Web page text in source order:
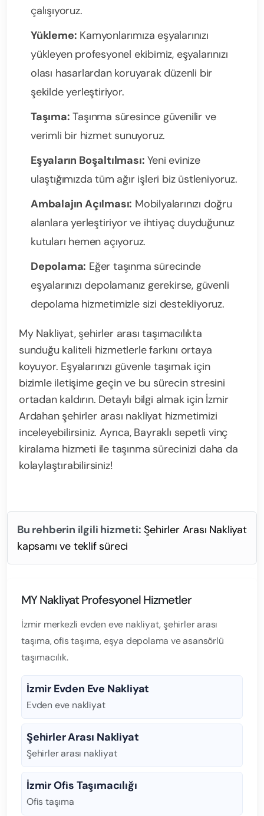
çalışıyoruz.
Yükleme: Kamyonlarımıza eşyalarınızı
yükleyen profesyonel ekibimiz, eşyalarınızı
olası hasarlardan koruyarak düzenli bir
şekilde yerleştiriyor.
Taşıma: Taşınma süresince güvenilir ve
verimli bir hizmet sunuyoruz.
Eşyaların Boşaltılması: Yeni evinize
ulaştığımızda tüm ağır işleri biz üstleniyoruz.
Ambalajın Açılması: Mobilyalarınızı doğru
alanlara yerleştiriyor ve ihtiyaç duyduğunuz
kutuları hemen açıyoruz.
Depolama: Eğer taşınma sürecinde
eşyalarınızı depolamanız gerekirse, güvenli
depolama hizmetimizle sizi destekliyoruz.
My Nakliyat, şehirler arası taşımacılıkta
sunduğu kaliteli hizmetlerle farkını ortaya
koyuyor. Eşyalarınızı güvenle taşımak için
bizimle iletişime geçin ve bu sürecin stresini
ortadan kaldırın. Detaylı bilgi almak için İzmir
Ardahan şehirler arası nakliyat hizmetimizi
inceleyebilirsiniz. Ayrıca, Bayraklı sepetli vinç
kiralama hizmeti ile taşınma sürecinizi daha da
kolaylaştırabilirsiniz!
Bu rehberin ilgili hizmeti: Şehirler Arası Nakliyat
kapsamı ve teklif süreci
MY Nakliyat Profesyonel Hizmetler
İzmir merkezli evden eve nakliyat, şehirler arası
taşıma, ofis taşıma, eşya depolama ve asansörlü
taşımacılık.
İzmir Evden Eve Nakliyat
Evden eve nakliyat
Şehirler Arası Nakliyat
Şehirler arası nakliyat
İzmir Ofis Taşımacılığı
Ofis taşıma